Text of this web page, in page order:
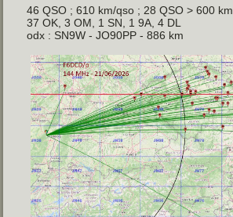
46 QSO ; 610 km/qso ; 28 QSO > 600 km
37 OK, 3 OM, 1 SN, 1 9A, 4 DL
odx : SN9W - JO90PP - 886 km